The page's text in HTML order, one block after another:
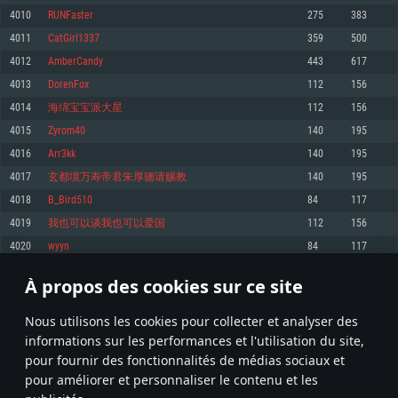
À propos des cookies sur ce site
Nous utilisons les cookies pour collecter et analyser des
informations sur les performances et l'utilisation du site,
pour fournir des fonctionnalités de médias sociaux et
pour améliorer et personnaliser le contenu et les
Mémoire: 4 GB
Carte graphique supportant DirectX 11: AMD Radeon 77XX / NVIDIA
GeForce GTX 660. La résolution minimale supportée par le jeu est de 720p
Connection: Connexion Internet à haut débit
Disque dur: 23.1 Go (client minimal)
Recommandée
1060 et plus, Radeon RX 570 et plus.
Disque dur: 75.9 Go (client complet)
pas supportés)
Mémoire: 6 GB
Carte graphique: Intel Iris Pro 5200 (Mac), ou analogue AMD/Nvidia. La
résolution minimale supportée par le jeu est de 720p.
Connection: Connexion Internet à haut débit
Disque dur: 62,2 Go (client minimal)
Recommandée
OS: Mac OS Big Sur 11.0 ou plus récent
Processeur: Core i7 (Les processeurs Intel Xeon ne sont pas supportés)
Mémoire: 8 GB
Carte graphique: Radeon Vega II ou plus avec support de Metal
Disque dur: 62,2 Go (client complet)
Mémoire: 4 GB
Carte graphique: NVIDIA 660 avec les derniers drivers (moins de 6 mois) /
de même pour AMD (La résolution minimale supportée par le jeu est de
720p)
Connection: Connexion Internet à haut débit
Disque dur: 62,2 Go (client minimal)
Recommandée
OS: Ubuntu 20.04 64bit
Processeur: Intel Core i7
Mémoire: 8 GB
Carte graphique: NVIDIA 1060 avec les derniers drivers (moins de 6 mois) /
6 mois et supportant Vulkan
Connection: Connexion Internet à haut débit
Disque dur: 60,2 Go (client complet)
4010 RUNFaster 275 383
4011 CatGirl1337 359 500
4012 AmberCandy 443 617
4013 DorenFox 112 156
4014 海绵宝宝派大星 112 156
4015 Zyrom40 140 195
4016 Arr3kk 140 195
4017 玄都境万寿帝君朱厚骢请赐教 140 195
4018 B_Bird510 84 117
4019 我也可以谈我也可以爱国 112 156
4020 wyyn 84 117
* Classement mis à jour quotidiennement
200 201 202 301